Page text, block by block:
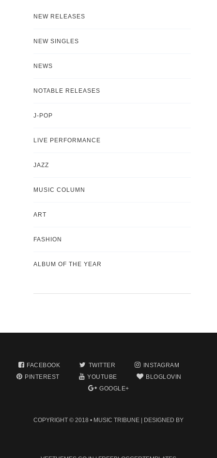
NEW RELEASES
NEW SINGLES
NEWS
NOTABLE RELEASES
J-POP
LIVE PERFORMANCE
JAZZ
MUSIC COLUMN
ART
FASHION
ALBUM OF THE YEAR
FACEBOOK TWITTER
INSTAGRAM
PINTEREST
YOUTUBE
BLOGLOVIN
GOOGLE+
COPYRIGHT © 2018 • MUSIC TRIBUNE | DESIGNED BY